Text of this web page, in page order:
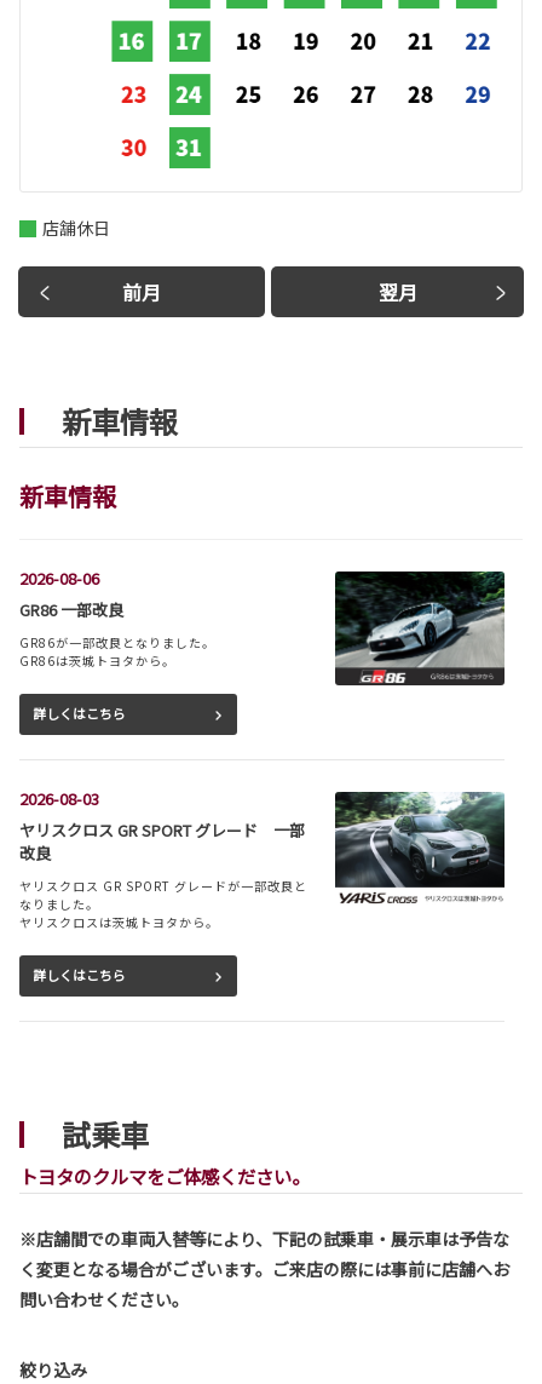
前月 翌月
店舗休日
新車情報
新車情報
2026-08-06
GR86 一部改良
GR86が一部改良となりました。
GR86は茨城トヨタから。
詳しくはこちら
2026-08-03
ヤリスクロス GR SPORT グレード 一部
改良
ヤリスクロス GR SPORT グレードが一部改良と
なりました。
ヤリスクロスは茨城トヨタから。
詳しくはこちら
シエンタが一部改良となりました。
シエンタは茨城トヨタから。
詳しくはこちら
2026-08-03
ハリアー 一部改良
ハリアーは茨城トヨタから。
試乗車
トヨタのクルマをご体感ください。
※店舗間での車両入替等により、下記の試乗車・展示車は予告な
く変更となる場合がございます。ご来店の際には事前に店舗へお
問い合わせください。
絞り込み